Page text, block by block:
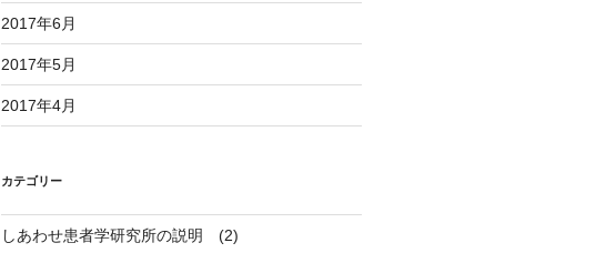
2017年6月
2017年5月
2017年4月
カテゴリー
しあわせ患者学研究所の説明 (2)